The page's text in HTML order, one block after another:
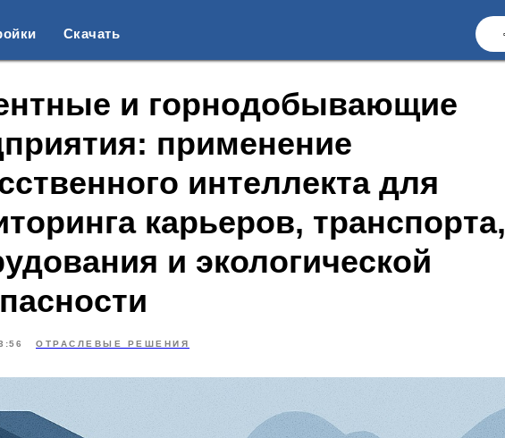
Скачать
и горнодобывающие
применение
интеллекта для
карьеров, транспорта,
и экологической
ОТРАСЛЕВЫЕ РЕШЕНИЯ